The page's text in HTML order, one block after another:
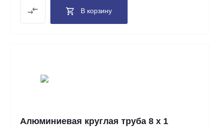
В корзину
Алюминиевая круглая труба 8 х 1